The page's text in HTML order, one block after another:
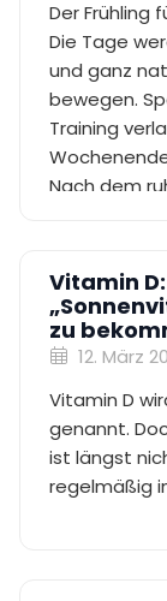
Der Frühling
Die Tage
und ganz
bewegen.
Training
Nach dem
Vitamin
zu
12. März
Vitamin D
genannt.
ist längst
regelmäßig